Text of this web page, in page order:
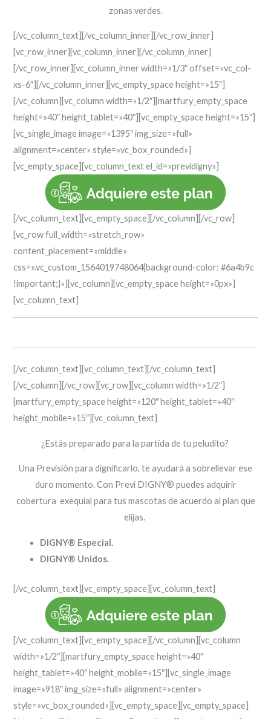
zonas verdes.
[/vc_column_text][/vc_column_inner][/vc_row_inner]
[vc_row_inner][vc_column_inner][/vc_column_inner]
[/vc_row_inner][vc_column_inner width=»1/3″ offset=»vc_col-
xs-6″][/vc_column_inner][vc_empty_space height=»15″]
[/vc_column][vc_column width=»1/2″][martfury_empty_space
height=»40″ height_tablet=»40″][vc_empty_space height=»15″]
[vc_single_image image=»1395″ img_size=»full»
alignment=»center» style=»vc_box_rounded»]
[vc_empty_space][vc_column_text el_id=»previdigny»]
[/vc_column_text][vc_empty_space][/vc_column][/vc_row]
[vc_row full_width=»stretch_row»
content_placement=»middle»
css=».vc_custom_1564019748064{background-color: #6a4b9c
!important;}»][vc_column][vc_empty_space height=»0px»]
[vc_column_text]
[/vc_column_text][vc_column_text][/vc_column_text]
[/vc_column][/vc_row][vc_row][vc_column width=»1/2″]
[martfury_empty_space height=»120″ height_tablet=»40″
height_mobile=»15″][vc_column_text]
¿Estás preparado para la partida de tu peludito?
Una Previsión para dignificarlo, te ayudará a sobrellevar ese
duro momento. Con Previ DIGNY® puedes adquirir
cobertura exequial para tus mascotas de acuerdo al plan que
elijas.
DIGNY® Especial.
DIGNY® Unidos.
[/vc_column_text][vc_empty_space][vc_column_text]
[/vc_column_text][vc_empty_space][/vc_column][vc_column
width=»1/2″][martfury_empty_space height=»40″
height_tablet=»40″ height_mobile=»15″][vc_single_image
image=»918″ img_size=»full» alignment=»center»
style=»vc_box_rounded»][vc_empty_space][vc_empty_space]